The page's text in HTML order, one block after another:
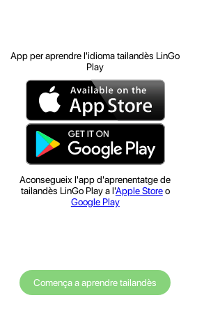
App per aprendre l'idioma tailandès LinGo
Play
Aconsegueix l'app d'aprenentatge de
tailandès LinGo Play a l'Apple Storeo
Google Play
Comença a aprendre tailandès